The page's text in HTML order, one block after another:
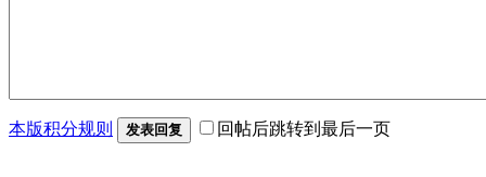
本版积分规则 发表回复 回帖后跳转到最后一页